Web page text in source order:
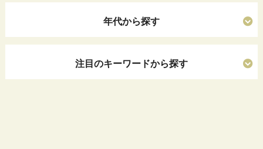
年代から探す
注目のキーワードから探す